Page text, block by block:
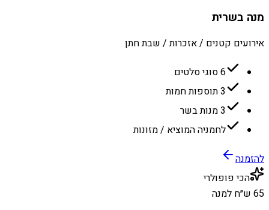
מנה בשרית
אירועים קטנים / אזכרות / שבת חתן
6 סוגי סלטים
3 תוספות חמות
3 מנות בשר
לחמניה המוציא / מזונות
להזמנה
הכי פופולרי
65 ש״ח למנה